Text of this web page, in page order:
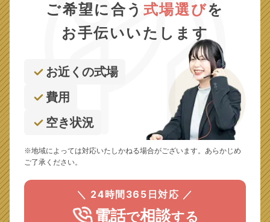
ご希望に合う 式場選びを
お手伝いいたします
お近くの式場
費用
空き状況
※地域によっては対応いたしかねる場合がございます。あらかじめ
ご了承ください。
＼ 24時間365日対応 ／
電話で相談する